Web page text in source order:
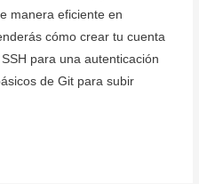
manera eficiente en
cómo crear tu cuenta
para una autenticación
de Git para subir